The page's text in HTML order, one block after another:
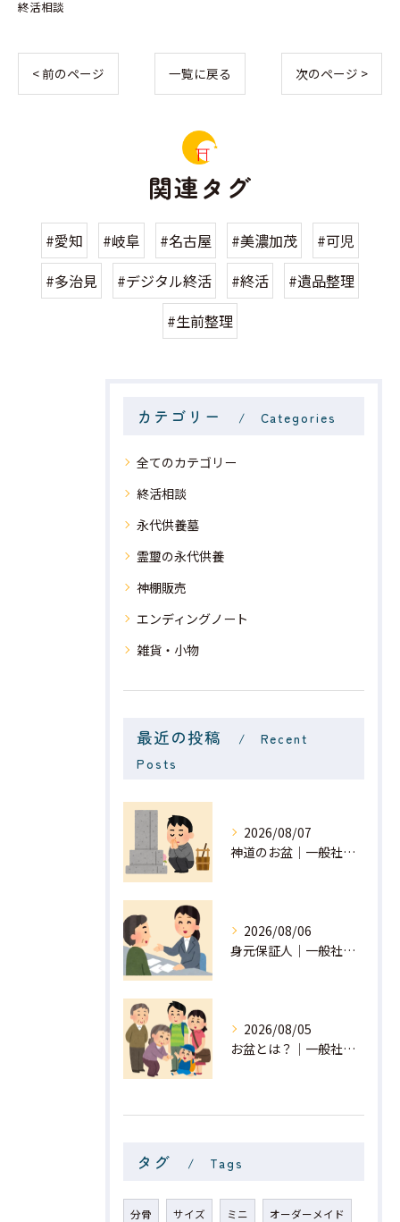
終活相談
< 前のページ 一覧に戻る 次のページ >
関連タグ
#愛知 #岐阜 #名古屋 #美濃加茂
#可児
#多治見
#デジタル終活 #終活
#遺品整理
#生前整理
カテゴリー Categories
全てのカテゴリー
終活相談
永代供養墓
霊璽の永代供養
神棚販売
エンディングノート
雑貨・小物
最近の投稿
Recent
Posts
2026/08/07
神道のお盆｜一般社団法人 星月
2026/08/06
身元保証人｜一般社団法人 星月
2026/08/05
お盆とは？｜一般社団法人 星月
タグ Tags
分骨 サイズ ミニ オーダーメイド